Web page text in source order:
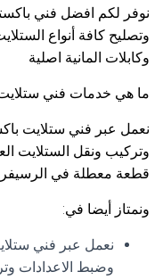
نوفر لكم افضل فني
وتصليح كافة أنواع
وكابلات المانية اصلية
ما هي خدمات فني ستلايت
نعمل عبر فني ستلايت
وتركيب ونقل الستلايت
قطعة معطلة في الرسيفر
ونمتاز أيضا في:
نعمل عبر فني
وضبط الاعدادات